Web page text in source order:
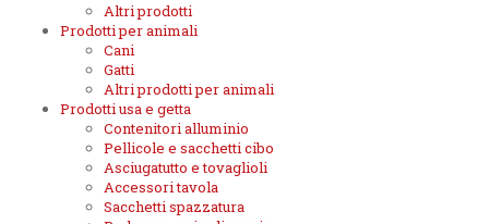
Altri prodotti
Prodotti per animali
Cani
Gatti
Altri prodotti per animali
Prodotti usa e getta
Contenitori alluminio
Pellicole e sacchetti cibo
Asciugatutto e tovaglioli
Accessori tavola
Sacchetti spazzatura